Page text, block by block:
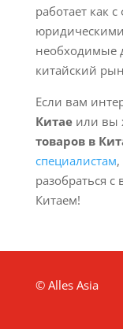
работает как
необходимые
китайский
Если вам
Китаеили вы
товаров в
специалистам
разобраться с
Китаем!
© Alles Asia